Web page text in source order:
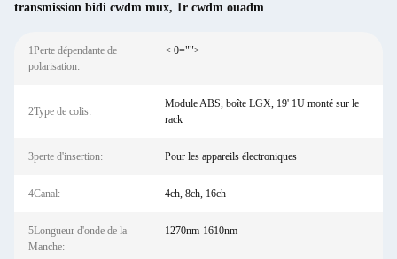
transmission bidi cwdm mux, 1r cwdm ouadm
1Perte dépendante de
polarisation:
< 0="">
2Type de colis:
Module ABS, boîte LGX, 19' 1U monté sur le
rack
3perte d'insertion: Pour les appareils électroniques
4Canal: 4ch, 8ch, 16ch
5Longueur d'onde de la
Manche:
1270nm-1610nm